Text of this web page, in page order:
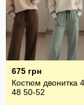
675 грн
Костюм двонитка
48 50-52